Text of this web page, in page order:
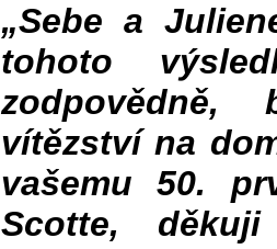
„Sebe a
tohoto
zodpovědně,
vítězství na
vašemu 50.
Scotte,